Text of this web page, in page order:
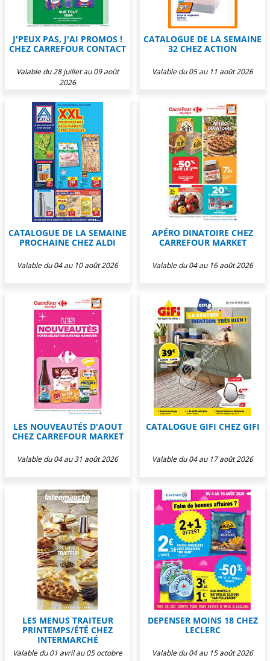
J'PEUX PAS, J'AI PROMOS !
CHEZ CARREFOUR CONTACT
Valable du 28 juillet au 09 août
2026
CATALOGUE DE LA SEMAINE
32 CHEZ ACTION
Valable du 05 au 11 août 2026
CATALOGUE DE LA SEMAINE
PROCHAINE CHEZ ALDI
Valable du 04 au 10 août 2026
APÉRO DINATOIRE CHEZ
CARREFOUR MARKET
Valable du 04 au 16 août 2026
LES NOUVEAUTÉS D'AOUT
CHEZ CARREFOUR MARKET
Valable du 04 au 31 août 2026
CATALOGUE GIFI CHEZ GIFI
Valable du 04 au 17 août 2026
LES MENUS TRAITEUR
PRINTEMPS/ÉTÉ CHEZ
INTERMARCHÉ
Valable du 01 avril au 05 octobre
DEPENSER MOINS 18 CHEZ
LECLERC
Valable du 04 au 15 août 2026